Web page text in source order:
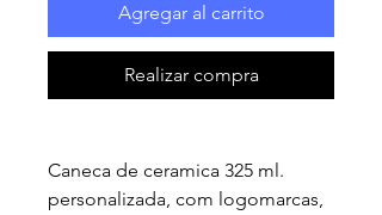
Agregar al carrito
Realizar compra
Caneca de ceramica 325 ml.
personalizada, com logomarcas,